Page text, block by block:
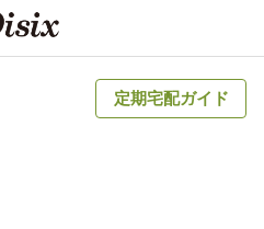
定期宅配ガイド